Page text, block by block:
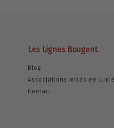
Les Lignes Bougent
Blog
Associations mises en
Contact